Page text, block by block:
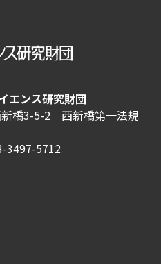
エンス研究財団
橋3-5-2 西新橋第一法規
3497-5712